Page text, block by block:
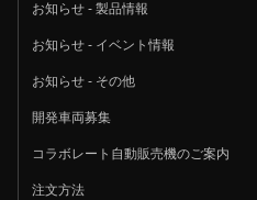
お知らせ - 製品情報
お知らせ - イベント情報
お知らせ - その他
開発車両募集
コラボレート自動販売機のご案内
注文方法